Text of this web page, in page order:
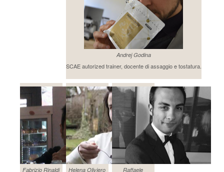
Andrej Godina
SCAE autorized trainer, docente di assaggio e tostatura.
Fabrizio Rinaldi Helena Oliviero Raffaele